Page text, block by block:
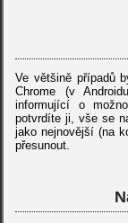
Ve většině případů
Chrome (v
informující o
potvrdíte ji, vše se
jako nejnovější (na
přesunout.